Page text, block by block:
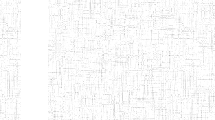
L'EXCELLENCE
ENIEG DES
NATIONS
10/07/
ENIET PAUL
23/07/